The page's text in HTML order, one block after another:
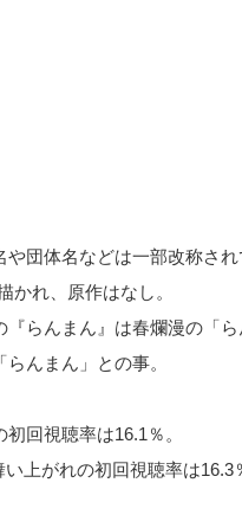
や団体名などは一部改称さ
かれ、原作はなし。
『らんまん』は春爛漫の「
んまん」との事。
初回視聴率は16.1％。
上がれの初回視聴率は16.3